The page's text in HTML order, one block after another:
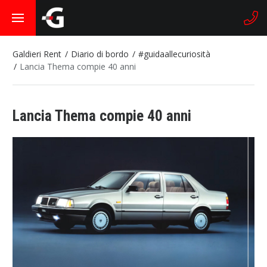
Galdieri Rent Diario di bordo
#guidaallecuriosità
Lancia Thema compie 40 anni
Lancia Thema compie 40 anni